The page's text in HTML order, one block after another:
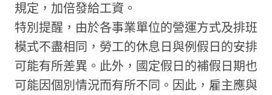
規定，加倍發給工資。
特別提醒，由於各事業單位的營運方式及排班
模式不盡相同，勞工的休息日與例假日的安排
可能有所差異。此外，國定假日的補假日期也
可能因個別情況而有所不同。因此，雇主應與